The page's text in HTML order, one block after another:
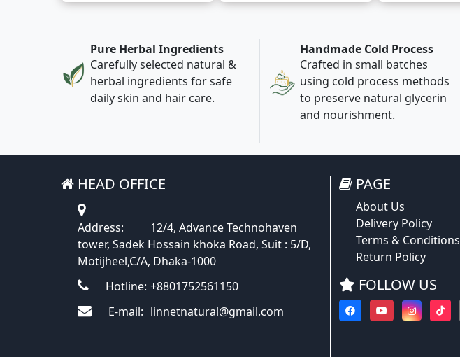
Pure Herbal Ingredients
Carefully selected natural &
herbal ingredients for safe
daily skin and hair care.
Handmade Cold Process
Crafted in small batches
using cold process methods
to preserve natural glycerin
and nourishment.
HEAD OFFICE
Address:
12/4, Advance Technohaven
tower, Sadek Hossain khoka Road, Suit : 5/D,
Motijheel,C/A, Dhaka-1000
Hotline: +8801752561150
E-mail: linnetnatural@gmail.com
PAGE
About Us
Delivery Policy
Terms & Conditions
Return Policy
FOLLOW US